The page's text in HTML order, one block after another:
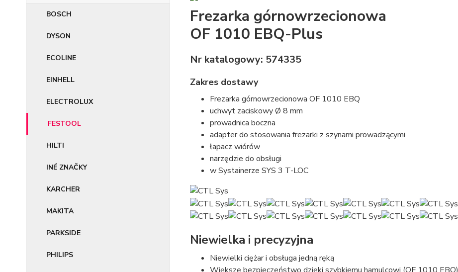
BOSCH
DYSON
ECOLINE
EINHELL
ELECTROLUX
FESTOOL
HILTI
INÉ ZNAČKY
KARCHER
MAKITA
PARKSIDE
PHILIPS
Frezarka górnowrzecionowa
OF 1010 EBQ-Plus
Nr katalogowy: 574335
Zakres dostawy
Frezarka górnowrzecionowa OF 1010 EBQ
uchwyt zaciskowy Ø 8 mm
prowadnica boczna
adapter do stosowania frezarki z szynami prowadzącymi
łapacz wiórów
narzędzie do obsługi
w Systainerze SYS 3 T-LOC
Niewielka i precyzyjna
Niewielki ciężar i obsługa jedną ręką